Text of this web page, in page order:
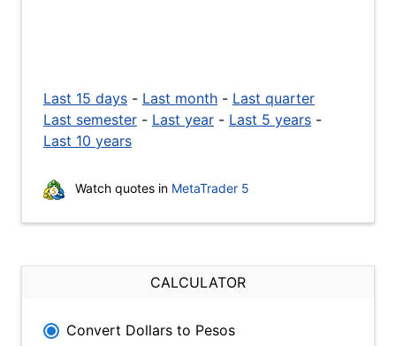
Last 15 days - Last month - Last quarter
Last semester - Last year - Last 5 years -
Last 10 years
Watch quotes in MetaTrader 5
CALCULATOR
Convert Dollars to Pesos